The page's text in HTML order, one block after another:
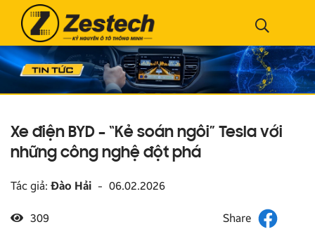
Xe điện BYD – “Kẻ soán ngôi” Tesla với
những công nghệ đột phá
Tác giả: Đào Hải - 06.02.2026
309